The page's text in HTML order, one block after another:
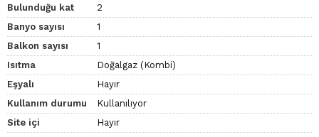
Bulunduğu kat
2
Banyo sayısı
1
Balkon sayısı
1
Isıtma
Doğalgaz (Kombi)
Eşyalı
Hayır
Kullanım durumu
Kullanılıyor
Site içi
Hayır